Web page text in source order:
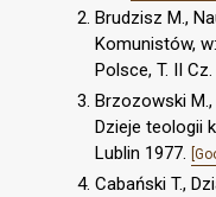
Brudzisz M.,
Komunistów,
Polsce, T. II
Brzozowski
Dzieje teologii
Lublin 1977.
Cabański T.,